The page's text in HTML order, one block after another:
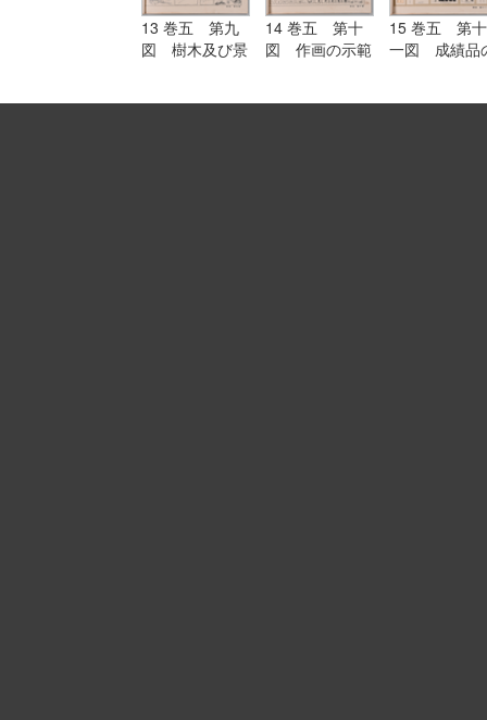
13 巻五 第九
図 樹木及び景
14 巻五 第十
図 作画の示範
15 巻五 第十
一図 成績品